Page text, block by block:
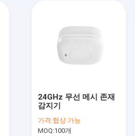
24GHz 무선 메시 존재
감지기
가격:협상 가능
MOQ:100개